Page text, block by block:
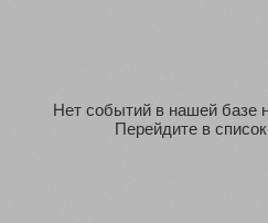
Нет событий в нашей базе
Перейдите в список